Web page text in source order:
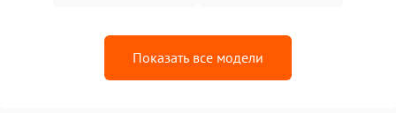
Показать все модели